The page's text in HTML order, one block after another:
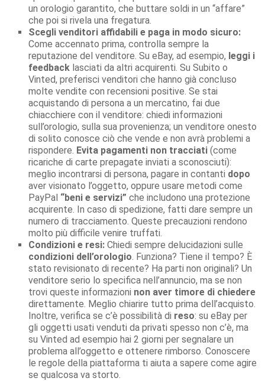
un orologio garantito, che buttare soldi in un “affare”
che poi si rivela una fregatura.
Scegli venditori affidabili e paga in modo sicuro:
Come accennato prima, controlla sempre la
reputazione del venditore. Su eBay, ad esempio, leggi i
feedback lasciati da altri acquirenti. Su Subito o
Vinted, preferisci venditori che hanno già concluso
molte vendite con recensioni positive. Se stai
acquistando di persona a un mercatino, fai due
chiacchiere con il venditore: chiedi informazioni
sull’orologio, sulla sua provenienza; un venditore onesto
di solito conosce ciò che vende e non avrà problemi a
rispondere. Evita pagamenti non tracciati (come
ricariche di carte prepagate inviati a sconosciuti):
meglio incontrarsi di persona, pagare in contanti dopo
aver visionato l’oggetto, oppure usare metodi come
PayPal “beni e servizi” che includono una protezione
acquirente. In caso di spedizione, fatti dare sempre un
numero di tracciamento. Queste precauzioni rendono
molto più difficile venire truffati.
Condizioni e resi: Chiedi sempre delucidazioni sulle
condizioni dell’orologio. Funziona? Tiene il tempo? È
stato revisionato di recente? Ha parti non originali? Un
venditore serio lo specifica nell’annuncio, ma se non
trovi queste informazioni non aver timore di chiedere
direttamente. Meglio chiarire tutto prima dell’acquisto.
Inoltre, verifica se c’è possibilità di reso: su eBay per
gli oggetti usati venduti da privati spesso non c’è, ma
su Vinted ad esempio hai 2 giorni per segnalare un
problema all’oggetto e ottenere rimborso. Conoscere
le regole della piattaforma ti aiuta a sapere come agire
se qualcosa va storto.